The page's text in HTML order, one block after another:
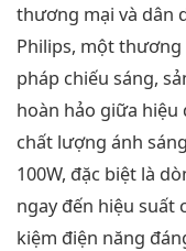
thương mại và dân
Philips, một thương
pháp chiếu sáng,
hoàn hảo giữa
chất lượng ánh
100W, đặc biệt là
ngay đến hiệu suất
kiệm điện năng